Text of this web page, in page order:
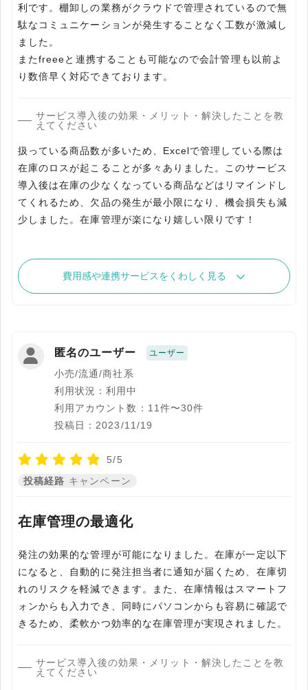
利です。棚卸しの業務がクラウドで管理されているので無
駄なコミュニケーションが発生することなく工数が激減し
ました。
またfreeeと連携することも可能なので会計管理も以前よ
り数倍早く対応できております。
サービス導入後の効果・メリット・解決したことを教
えてください
扱っている商品数が多いため、Excelで管理している際は
在庫のロスが起こることが多々ありました。このサービス
導入後は在庫の少なくなっている商品などはリマインドし
てくれるため、欠品の発生が最小限になり、機会損失も減
少しました。在庫管理が楽になり嬉しい限りです！
費用感や連携サービスをくわしく見る
匿名のユーザー ユーザー
小売/流通/商社系
利用状況：利用中
利用アカウント数：11件〜30件
投稿日：2023/11/19
5/5
投稿経路 キャンペーン
在庫管理の最適化
発注の効果的な管理が可能になりました。在庫が一定以下
になると、自動的に発注担当者に通知が届くため、在庫切
れのリスクを軽減できます。また、在庫情報はスマートフ
ォンからも入力でき、同時にパソコンからも容易に確認で
きるため、柔軟かつ効率的な在庫管理が実現されました。
サービス導入後の効果・メリット・解決したことを教
えてください